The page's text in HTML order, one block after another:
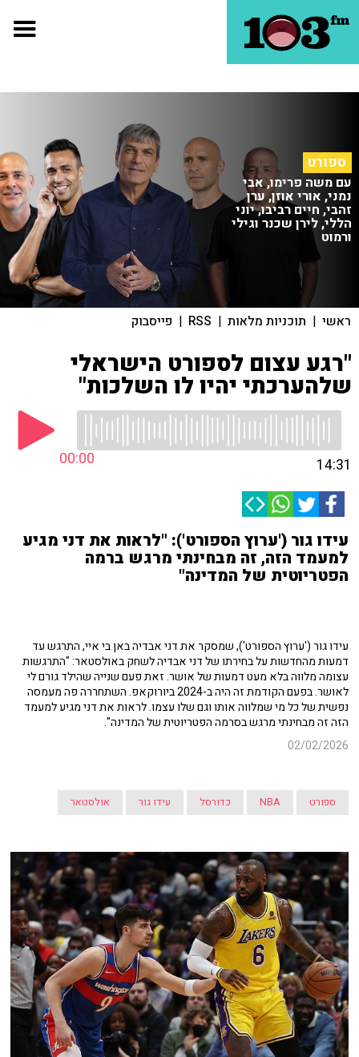
ספורט
עם משה פרימו, אבי
נמני, אורי אוזן, ערן
זהבי, חיים רביבו, יוני
הללי, לירן שכנר וגילי
ורמוט
ראשי | תוכניות מלאות |
RSS
| פייסבוק
"רגע עצום לספורט הישראלי
שלהערכתי יהיו לו השלכות"
00:00 14:31
עידו גור ('ערוץ הספורט'): "לראות את דני מגיע
למעמד הזה, זה מבחינתי מרגש ברמה
הפטריוטית של המדינה"
עידו גור ('ערוץ הספורט'), שמסקר את דני אבדיה באן בי איי, התרגש עד
דמעות מהחדשות על בחירתו של דני אבדיה לשחק באולסטאר: "התרגשות
עצומה מלווה בלא מעט דמעות של אושר. זאת פעם שנייה שהילד גורם לי
לאושר. בפעם הקודמת זה היה ב-2024 ביורוקאפ. השתחררה פה מעמסה
נפשית של כל מי שמלווה אותו וגם שלו עצמו. לראות את דני מגיע למעמד
הזה זה מבחינתי מרגש בסרמה הפטריוטית של המדינה".
02/02/2026
ספורט NBA כדורסל עידו גור אולסטאר